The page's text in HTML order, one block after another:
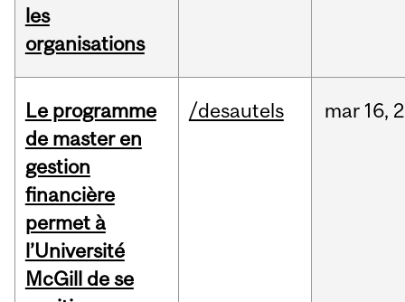
les
organisations
Le programme
de master en
gestion
financière
permet à
l’Université
McGill de se
/desautels mar 16,